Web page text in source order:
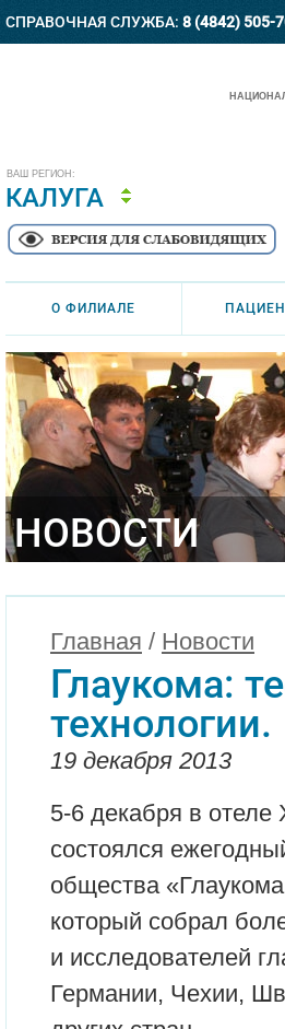
СПРАВОЧНАЯ СЛУЖБА: 8 (4842) 505-
ВАШ РЕГИОН:
КАЛУГА
О ФИЛИАЛЕ
НОВОСТИ
Главная / Новости
Глаукома:
технологии.
19 декабря 2013
5-6 декабря в
состоялся
общества
который собрал
и исследователей
Германии, Чехии,